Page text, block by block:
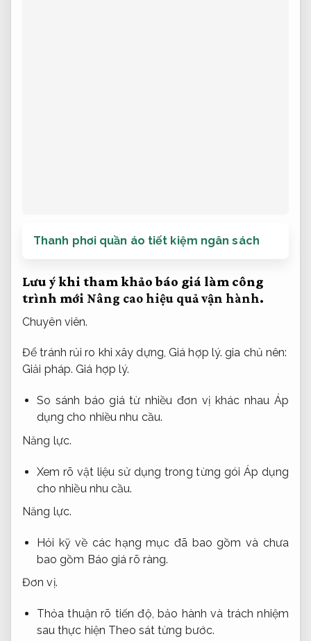
Thanh phơi quần áo tiết kiệm ngân sách
Lưu ý khi tham khảo báo giá làm công
trình mới Nâng cao hiệu quả vận hành.
Chuyên viên.
Để tránh rủi ro khi xây dựng, Giá hợp lý. gia chủ nên:
Giải pháp. Giá hợp lý.
So sánh báo giá từ nhiều đơn vị khác nhau Áp
dụng cho nhiều nhu cầu.
Năng lực.
Xem rõ vật liệu sử dụng trong từng gói Áp dụng
cho nhiều nhu cầu.
Năng lực.
Hỏi kỹ về các hạng mục đã bao gồm và chưa
bao gồm Báo giá rõ ràng.
Đơn vị.
Thỏa thuận rõ tiến độ, bảo hành và trách nhiệm
sau thực hiện Theo sát từng bước.